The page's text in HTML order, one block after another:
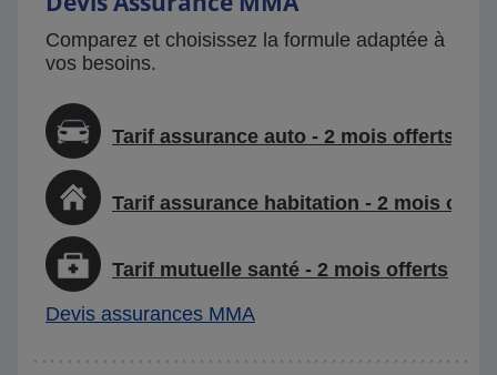
Comparez et choisissez la formule adaptée à
vos besoins.
Tarif assurance auto - 2 mois offerts
Tarif assurance habitation - 2 mois
Tarif mutuelle santé - 2 mois offerts
Devis assurances MMA